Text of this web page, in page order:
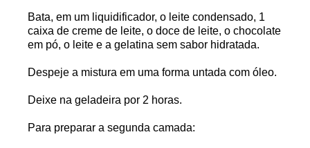
Bata, em um liquidificador, o leite condensado, 1
caixa de creme de leite, o doce de leite, o chocolate
em pó, o leite e a gelatina sem sabor hidratada.
Despeje a mistura em uma forma untada com óleo.
Deixe na geladeira por 2 horas.
Para preparar a segunda camada: